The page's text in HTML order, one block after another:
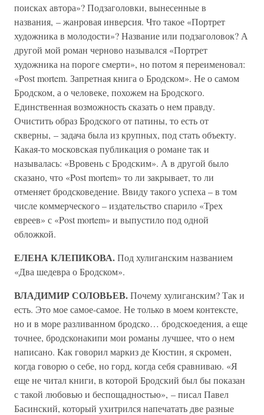
поисках автора»? Подзаголовки, вынесенные в
названия, – жанровая инверсия. Что такое «Портрет
художника в молодости»? Название или подзаголовок? А
другой мой роман черново назывался «Портрет
художника на пороге смерти», но потом я переименовал:
«Post mortem. Запретная книга о Бродском». Не о самом
Бродском, а о человеке, похожем на Бродского.
Единственная возможность сказать о нем правду.
Очистить образ Бродского от патины, то есть от
скверны, – задача была из крупных, под стать объекту.
Какая-то московская публикация о романе так и
называлась: «Вровень с Бродским». А в другой было
сказано, что «Post mortem» то ли закрывает, то ли
отменяет бродсковедение. Ввиду такого успеха – в том
числе коммерческого – издательство спарило «Трех
евреев» с «Post mortem» и выпустило под одной
обложкой.
ЕЛЕНА КЛЕПИКОВА.Под хулиганским названием
«Два шедевра о Бродском».
ВЛАДИМИР СОЛОВЬЕВ.Почему хулиганским? Так и
есть. Это мое самое-самое. Не только в моем контексте,
но и в море разливанном бродско… бродскоедения, а еще
точнее, бродсконакипи мои романы лучшее, что о нем
написано. Как говорил маркиз де Кюстин, я скромен,
когда говорю о себе, но горд, когда себя сравниваю. «Я
еще не читал книги, в которой Бродский был бы показан
с такой любовью и беспощадностью», – писал Павел
Басинский, который ухитрился напечатать две разные